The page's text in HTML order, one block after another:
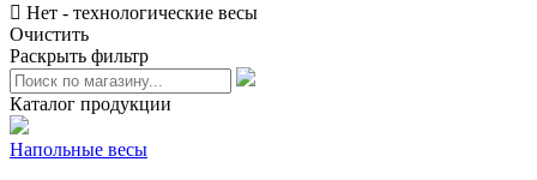
Нет - технологические весы
Очистить
Раскрыть фильтр
Каталог продукции
Напольные весы